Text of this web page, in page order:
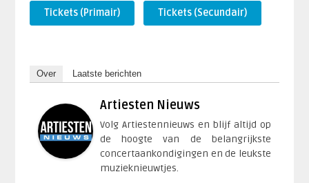
Tickets (Primair) Tickets (Secundair)
Over Laatste berichten
Artiesten Nieuws
Volg Artiestennieuws en blijf altijd op
de hoogte van de belangrijkste
concertaankondigingen en de leukste
muzieknieuwtjes.